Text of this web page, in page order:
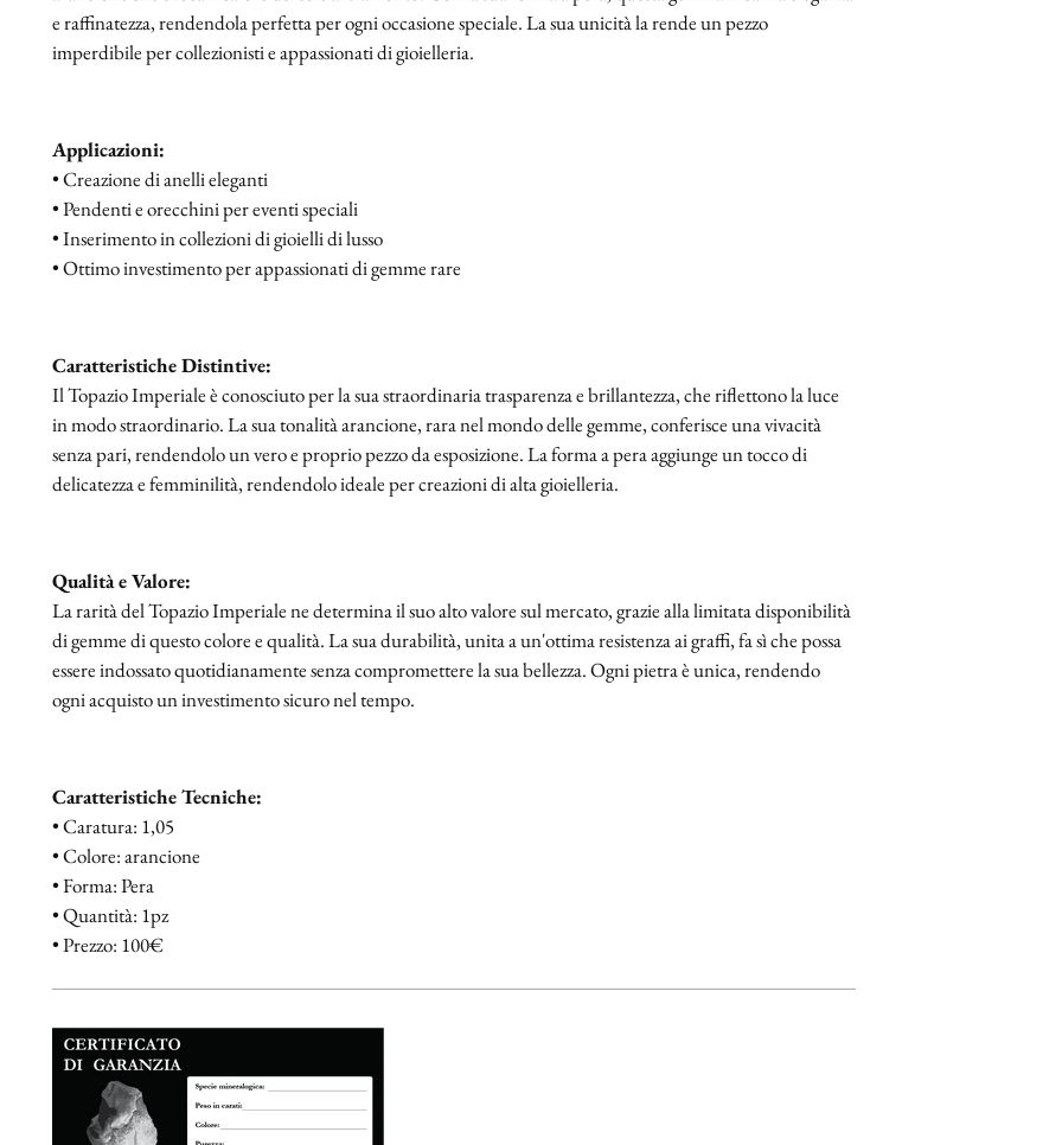
e raffinatezza, rendendola perfetta per ogni occasione speciale. La sua unicità la rende un pezzo
imperdibile per collezionisti e appassionati di gioielleria.
Applicazioni:
• Creazione di anelli eleganti
• Pendenti e orecchini per eventi speciali
• Inserimento in collezioni di gioielli di lusso
• Ottimo investimento per appassionati di gemme rare
Caratteristiche Distintive:
Il Topazio Imperiale è conosciuto per la sua straordinaria trasparenza e brillantezza, che riflettono la luce
in modo straordinario. La sua tonalità arancione, rara nel mondo delle gemme, conferisce una vivacità
senza pari, rendendolo un vero e proprio pezzo da esposizione. La forma a pera aggiunge un tocco di
delicatezza e femminilità, rendendolo ideale per creazioni di alta gioielleria.
Qualità e Valore:
La rarità del Topazio Imperiale ne determina il suo alto valore sul mercato, grazie alla limitata disponibilità
di gemme di questo colore e qualità. La sua durabilità, unita a un'ottima resistenza ai graffi, fa sì che possa
essere indossato quotidianamente senza compromettere la sua bellezza. Ogni pietra è unica, rendendo
ogni acquisto un investimento sicuro nel tempo.
Caratteristiche Tecniche:
• Caratura: 1,05
• Colore: arancione
• Forma: Pera
• Quantità: 1pz
• Prezzo: 100€